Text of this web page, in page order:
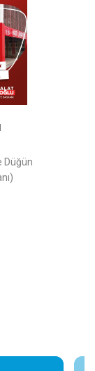
Düğün